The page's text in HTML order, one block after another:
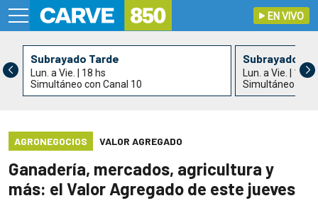
EN VIVO
Subrayado Tarde
Lun. a Vie. | 18 hs
Simultáneo con Canal 10
Subrayado
Lun. a Vie. | 19 hs
Simultáneo con
AGRONEGOCIOS VALOR AGREGADO
Ganadería, mercados, agricultura y
más: el Valor Agregado de este jueves